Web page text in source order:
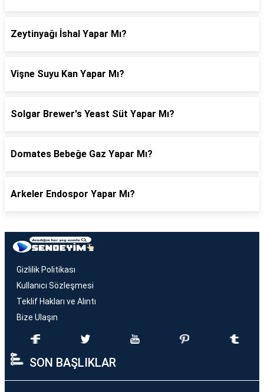
Zeytinyağı İshal Yapar Mı?
Vişne Suyu Kan Yapar Mı?
Solgar Brewer's Yeast Süt Yapar Mı?
Domates Bebeğe Gaz Yapar Mı?
Arkeler Endospor Yapar Mı?
Gizlilik Politikası
Kullanıcı Sözleşmesi
Teklif Hakları ve Alıntı
Bize Ulaşın
SON BAŞLIKLAR